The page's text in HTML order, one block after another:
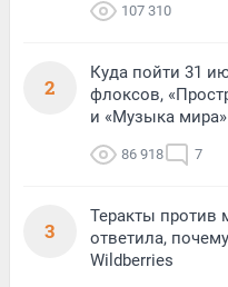
107 310
2
Куда пойти 31
флоксов,
и «Музыка мира»
86 918 7
3
Теракты против
ответила,
Wildberries